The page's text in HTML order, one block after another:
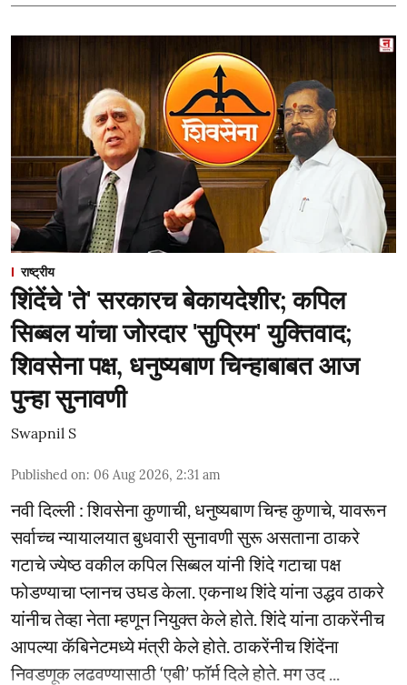
राष्ट्रीय
शिंदेंचे 'ते' सरकारच बेकायदेशीर; कपिल
सिब्बल यांचा जोरदार 'सुप्रिम' युक्तिवाद;
शिवसेना पक्ष, धनुष्यबाण चिन्हाबाबत आज
पुन्हा सुनावणी
Swapnil S
Published on: 06 Aug 2026, 2:31 am
नवी दिल्ली : शिवसेना कुणाची, धनुष्यबाण चिन्ह कुणाचे, यावरून
सर्वाच्च न्यायालयात बुधवारी सुनावणी सुरू असताना ठाकरे
गटाचे ज्येष्ठ वकील कपिल सिब्बल यांनी शिंदे गटाचा पक्ष
फोडण्याचा प्लानच उघड केला. एकनाथ शिंदे यांना उद्धव ठाकरे
यांनीच तेव्हा नेता म्हणून नियुक्त केले होते. शिंदे यांना ठाकरेंनीच
आपल्या कॅबिनेटमध्ये मंत्री केले होते. ठाकरेंनीच शिंदेंना
निवडणूक लढवण्यासाठी ‘एबी’ फॉर्म दिले होते. मग उद ...